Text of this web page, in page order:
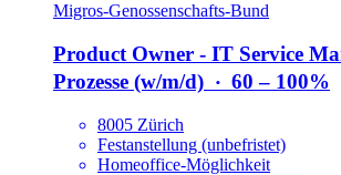
Migros-Genossenschafts-Bund
Product Owner - IT Service
Prozesse (w/​m/​d) ‧ 60 – 100%
8005 Zürich
Festanstellung (unbefristet)
Homeoffice-Möglichkeit